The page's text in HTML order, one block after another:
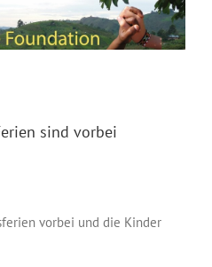
sind vorbei
vorbei und die Kinder